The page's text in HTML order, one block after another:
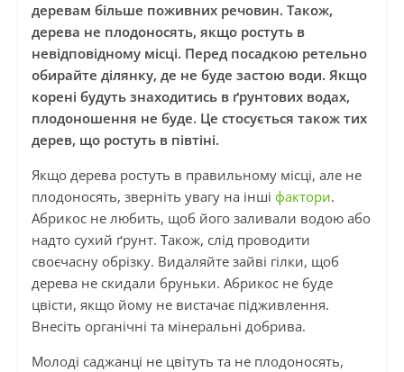
деревам більше поживних речовин. Також,
дерева не плодоносять, якщо ростуть в
невідповідному місці. Перед посадкою ретельно
обирайте ділянку, де не буде застою води. Якщо
корені будуть знаходитись в ґрунтових водах,
плодоношення не буде. Це стосується також тих
дерев, що ростуть в півтіні.
Якщо дерева ростуть в правильному місці, але не
плодоносять, зверніть увагу на інші фактори.
Абрикос не любить, щоб його заливали водою або
надто сухий ґрунт. Також, слід проводити
своєчасну обрізку. Видаляйте зайві гілки, щоб
дерева не скидали бруньки. Абрикос не буде
цвісти, якщо йому не вистачає підживлення.
Внесіть органічні та мінеральні добрива.
Молоді саджанці не цвітуть та не плодоносять,